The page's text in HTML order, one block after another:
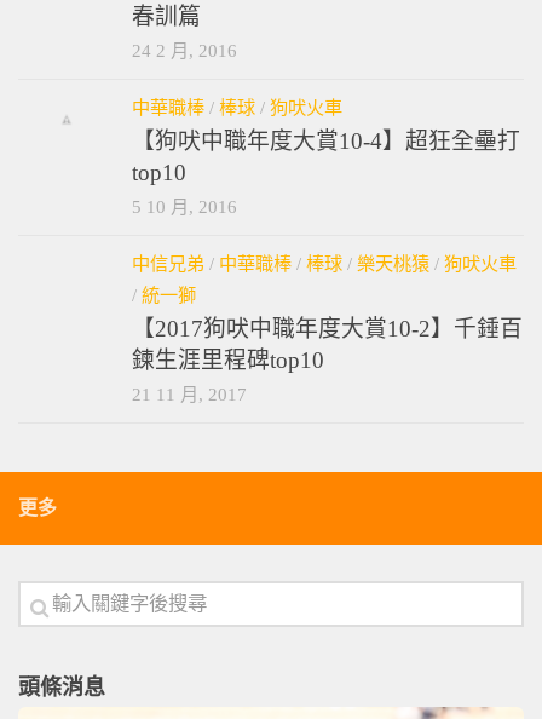
春訓篇
24 2 月, 2016
中華職棒 / 棒球 / 狗吠火車
【狗吠中職年度大賞10-4】超狂全壘打
top10
5 10 月, 2016
中信兄弟 / 中華職棒 / 棒球 / 樂天桃猿 / 狗吠火車
/ 統一獅
【2017狗吠中職年度大賞10-2】千錘百
鍊生涯里程碑top10
21 11 月, 2017
更多
頭條消息